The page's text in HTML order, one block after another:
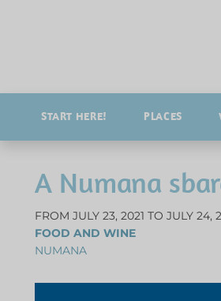
START HERE! PLACES
A Numana
FROM JULY 23, 2021 TO JULY 24,
FOOD AND WINE
NUMANA